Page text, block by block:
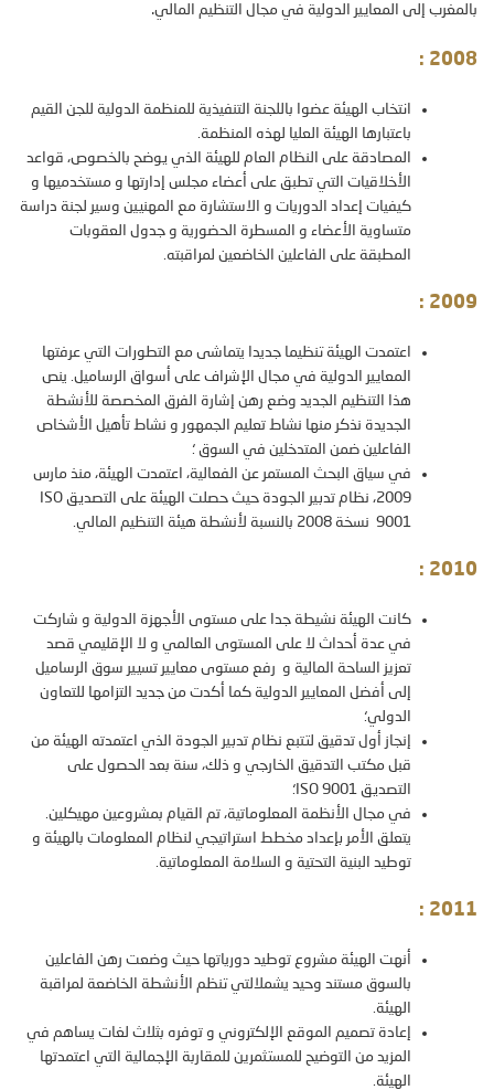
بالمغرب إلى المعايير الدولية في مجال التنظيم المالي.
2008
:
انتخاب الهيئة عضوا باللجنة التنفيذية للمنظمة الدولية للجن القيم
باعتبارها الهيئة العليا لهذه المنظمة.
المصادقة على النظام العام للهيئة الذي يوضح بالخصوص، قواعد
الأخلاقيات التي تطبق على أعضاء مجلس إدارتها و مستخدميها و
كيفيات إعداد الدوريات و الاستشارة مع المهنيين وسير لجنة دراسة
متساوية الأعضاء و المسطرة الحضورية و جدول العقوبات
المطبقة على الفاعلين الخاضعين لمراقبته.
2009
:
اعتمدت الهيئة تنظيما جديدا يتماشى مع التطورات التي عرفتها
المعايير الدولية في مجال الإشراف على أسواق الرساميل. ينص
هذا التنظيم الجديد وضع رهن إشارة الفرق المخصصة للأنشطة
الجديدة نذكر منها نشاط تعليم الجمهور و نشاط تأهيل الأشخاص
الفاعلين ضمن المتدخلين في السوق ؛
في سياق البحث المستمر عن الفعالية، اعتمدت الهيئة، منذ مارس
2009، نظام تدبير الجودة حيث حصلت الهيئة على التصديق
ISO
9001 نسخة 2008 بالنسبة لأنشطة هيئة التنظيم المالي.
2010
:
كانت الهيئة نشيطة جدا على مستوى الأجهزة الدولية و شاركت
في عدة أحداث لا على المستوى العالمي و لا الإقليمي قصد
تعزيز الساحة المالية و رفع مستوى معايير تسيير سوق الرساميل
إلى أفضل المعايير الدولية كما أكدت من جديد التزامها للتعاون
الدولي؛
إنجاز أول تدقيق لتتبع نظام تدبير الجودة الذي اعتمدته الهيئة من
قبل مكتب التدقيق الخارجي و ذلك، سنة بعد الحصول على
التصديق ISO 9001 ؛
في مجال الأنظمة المعلوماتية، تم القيام بمشروعين مهيكلين.
يتعلق الأمر بإعداد مخطط استراتيجي لنظام المعلومات بالهيئة و
توطيد البنية التحتية و السلامة المعلوماتية.
2011
:
أنهت الهيئة مشروع توطيد دورياتها حيث وضعت رهن الفاعلين
بالسوق مستند وحيد يشملالتي تنظم الأنشطة الخاضعة لمراقبة
الهيئة.
إعادة تصميم الموقع الإلكتروني و توفره بثلاث لغات يساهم في
المزيد من التوضيح للمستثمرين للمقاربة الإجمالية التي اعتمدتها
الهيئة.